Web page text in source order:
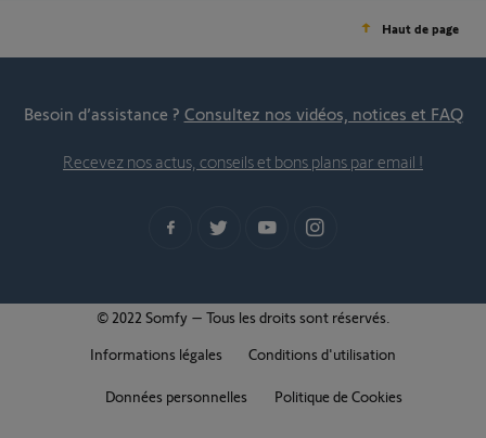
Haut de page
Besoin d’assistance ? Consultez nos vidéos, notices et FAQ
Recevez nos actus, conseils et bons plans par email !
© 2022 Somfy – Tous les droits sont réservés.
Informations légales
Conditions d'utilisation
Données personnelles Politique de Cookies